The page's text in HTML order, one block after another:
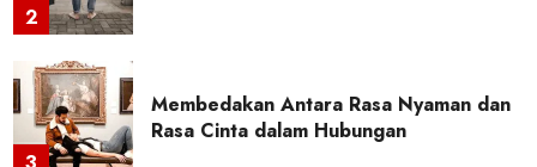
2
Membedakan Antara Rasa Nyaman dan
Rasa Cinta dalam Hubungan